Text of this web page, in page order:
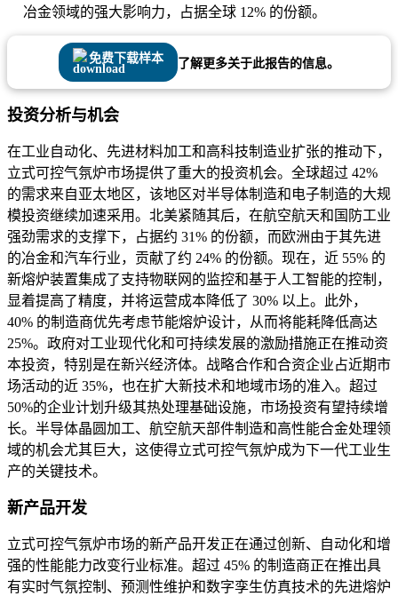
冶金领域的强大影响力，占据全球 12% 的份额。
免费下载样本 了解更多关于此报告的信息。
投资分析与机会
在工业自动化、先进材料加工和高科技制造业扩张的推动下，
立式可控气氛炉市场提供了重大的投资机会。全球超过 42%
的需求来自亚太地区，该地区对半导体制造和电子制造的大规
模投资继续加速采用。北美紧随其后，在航空航天和国防工业
强劲需求的支撑下，占据约 31% 的份额，而欧洲由于其先进
的冶金和汽车行业，贡献了约 24% 的份额。现在，近 55% 的
新熔炉装置集成了支持物联网的监控和基于人工智能的控制，
显着提高了精度，并将运营成本降低了 30% 以上。此外，
40% 的制造商优先考虑节能熔炉设计，从而将能耗降低高达
25%。政府对工业现代化和可持续发展的激励措施正在推动资
本投资，特别是在新兴经济体。战略合作和合资企业占近期市
场活动的近 35%，也在扩大新技术和地域市场的准入。超过
50%的企业计划升级其热处理基础设施，市场投资有望持续增
长。半导体晶圆加工、航空航天部件制造和高性能合金处理领
域的机会尤其巨大，这使得立式可控气氛炉成为下一代工业生
产的关键技术。
新产品开发
立式可控气氛炉市场的新产品开发正在通过创新、自动化和增
强的性能能力改变行业标准。超过 45% 的制造商正在推出具
有实时气氛控制、预测性维护和数字孪生仿真技术的先进熔炉